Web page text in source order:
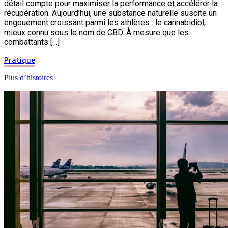
détail compte pour maximiser la performance et accélérer la
récupération. Aujourd’hui, une substance naturelle suscite un
engouement croissant parmi les athlètes : le cannabidiol,
mieux connu sous le nom de CBD. À mesure que les
combattants […]
Pratique
Plus d’histoires